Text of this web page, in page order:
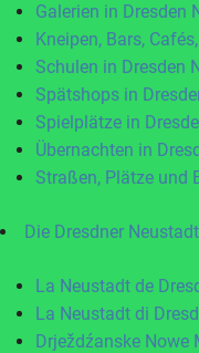
Galerien in Dresden
Kneipen, Bars,
Schulen in Dresden
Spätshops in
Spielplätze in
Übernachten in
Straßen, Plätze und
Die Dresdner Neustadt
La Neustadt de
La Neustadt di
Drježdźanske Nowe